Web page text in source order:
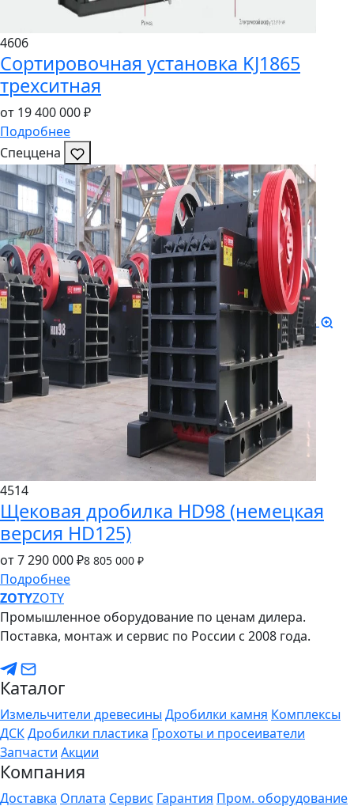
4606
Сортировочная установка KJ1865
трехситная
от 19400000 ₽
Подробнее
Спеццена
4514
Щековая дробилка HD98 (немецкая
версия HD125)
от 7290000 ₽8 805 000 ₽
Подробнее
ZOTYZOTY
Промышленное оборудование по ценам дилера.
Поставка, монтаж и сервис по России с 2008 года.
Каталог
Измельчители древесины Дробилки камня Комплексы
ДСКДробилки пластика Грохоты и просеиватели
Запчасти Акции
Компания
Доставка Оплата Сервис Гарантия Пром. оборудование